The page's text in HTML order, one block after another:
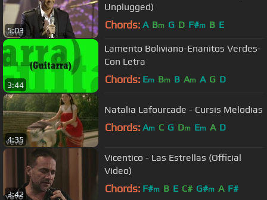
5:03
Unplugged)
Chords: A Bm G D F#m B E
3:44
Lamento Boliviano-Enanitos Verdes-
Con Letra
Chords: Em Bm B Am A G D
4:35
Natalia Lafourcade - Cursis Melodias
Chords: Am C G Dm Em A D
3:42
Vicentico - Las Estrellas (Official
Video)
Chords: F#m B E C# G#m A F#